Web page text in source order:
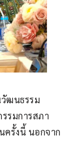
ฒนธรรม
รมการสภา
ครั้งนี้ นอกจาก